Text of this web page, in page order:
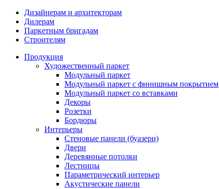
Дизайнерам и архитекторам
Дилерам
Паркетным бригадам
Строителям
Продукция
Художественный паркет
Модульный паркет
Модульный паркет с финишным покрытием
Модульный паркет со вставками
Декоры
Розетки
Бордюры
Интерьеры
Стеновые панели (буазери)
Двери
Деревянные потолки
Лестницы
Параметрический интерьер
Акустические панели